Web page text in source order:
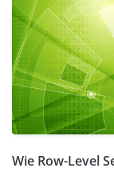
Wie Row-Level